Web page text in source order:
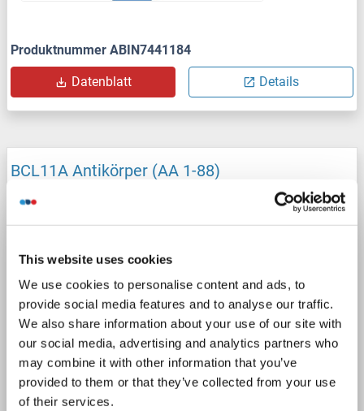
This website uses cookies
We use cookies to personalise content and ads, to
provide social media features and to analyse our traffic.
We also share information about your use of our site with
our social media, advertising and analytics partners who
may combine it with other information that you’ve
provided to them or that they’ve collected from your use
of their services.
Produktnummer ABIN7441184
Datenblatt Details
BCL11A Antikörper (AA 1-88)
BCL11A
Wirt: Maus
1 image